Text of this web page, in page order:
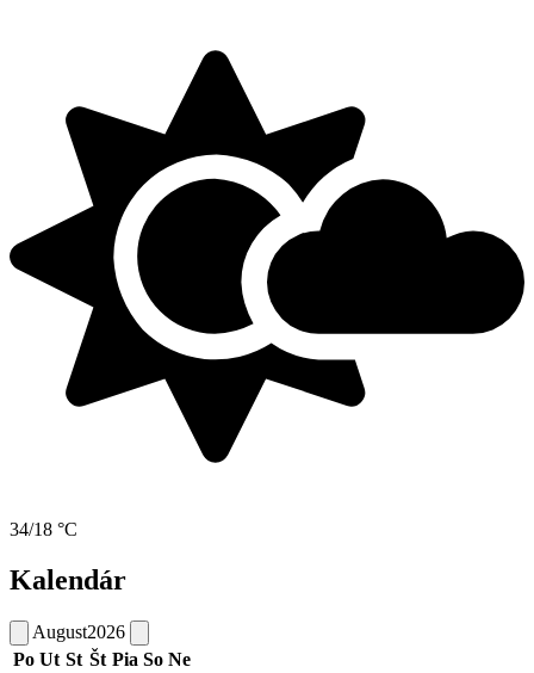
34/18 °C
Kalendár
August2026
Po Ut St Št Pia So Ne